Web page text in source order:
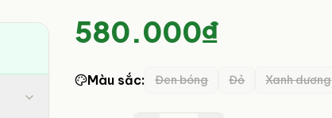
580.000₫
Màu sắc: Đen bóng Đỏ Xanh dương